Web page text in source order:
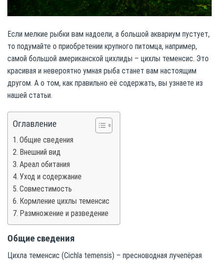
Если мелкие рыбки вам надоели, а большой аквариум пустует,
то подумайте о приобретении крупного питомца, например,
самой большой американской цихлиды – цихлы теменсис. Это
красивая и невероятно умная рыба станет вам настоящим
другом. А о том, как правильно её содержать, вы узнаете из
нашей статьи.
Оглавление
Общие сведения
Внешний вид
Ареал обитания
Уход и содержание
Совместимость
Кормление цихлы теменсис
Размножение и разведение
Общие сведения
Цихла теменсис (Cichla temensis) – пресноводная лучепёрая